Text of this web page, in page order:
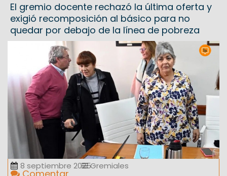
El gremio docente rechazó la última oferta y
exigió recomposición al básico para no
quedar por debajo de la línea de pobreza
8 septiembre 2025Gremiales